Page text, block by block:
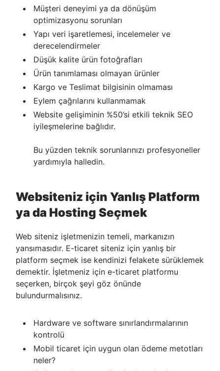
Müşteri deneyimi ya da dönüşüm
optimizasyonu sorunları
Yapı veri işaretlemesi, incelemeler ve
derecelendirmeler
Düşük kalite ürün fotoğrafları
Ürün tanımlaması olmayan ürünler
Kargo ve Teslimat bilgisinin olmaması
Eylem çağrılarını kullanmamak
Website gelişiminin %50’si etkili teknik SEO
iyileşmelerine bağlıdır.
Bu yüzden teknik sorunlarınızı profesyoneller
yardımıyla halledin.
Websiteniz için Yanlış Platform
ya da Hosting Seçmek
Web siteniz işletmenizin temeli, markanızın
yansımasıdır. E-ticaret siteniz için yanlış bir
platform seçmek ise kendinizi felakete sürüklemek
demektir. İşletmeniz için e-ticaret platformu
seçerken, birçok şeyi göz önünde
bulundurmalısınız.
Hardware ve software sınırlandırmalarının
kontrolü
Mobil ticaret için uygun olan ödeme metotları
neler?